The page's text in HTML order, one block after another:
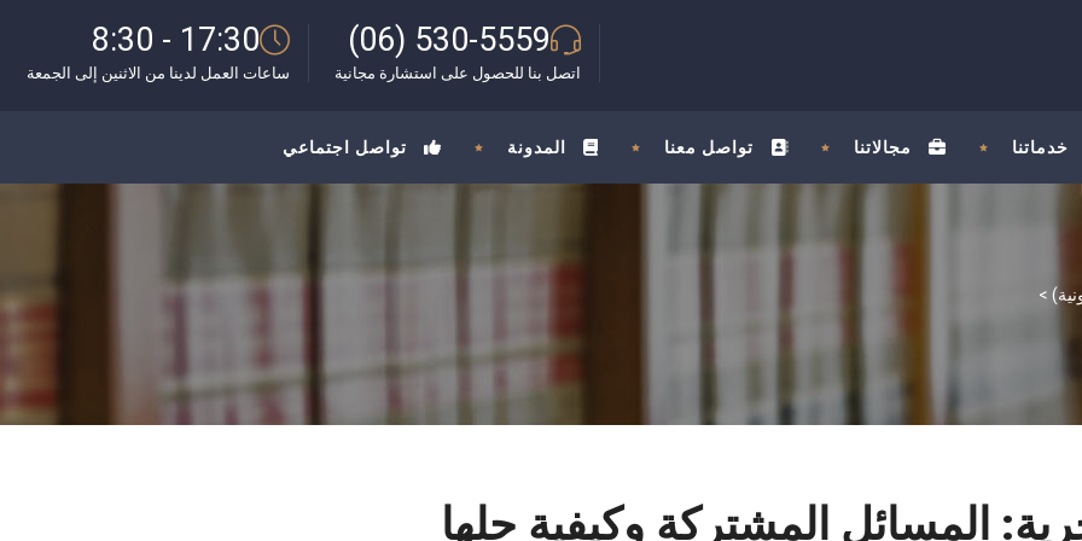
8:30 - 17:30
ساعات العمل لدينا من الاثنين إلى الجمعة
(06) 530-5559
اتصل بنا للحصول على استشارة مجانية
خدماتنا مجالاتنا تواصل معنا المدونة تواصل اجتماعي
>
المسائل المشتركة وكيفية حلها